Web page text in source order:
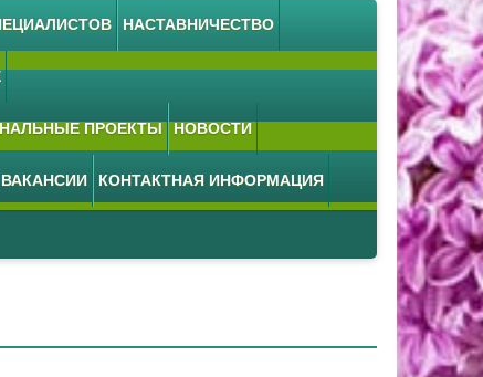
НАСТАВНИЧЕСТВО
ПРОЕКТЫ НОВОСТИ
ВАКАНСИИ КОНТАКТНАЯ ИНФОРМАЦИЯ